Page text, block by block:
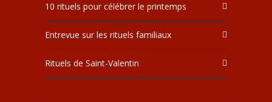
10 rituels pour célébrer le printemps
Entrevue sur les rituels familiaux
Rituels de Saint-Valentin